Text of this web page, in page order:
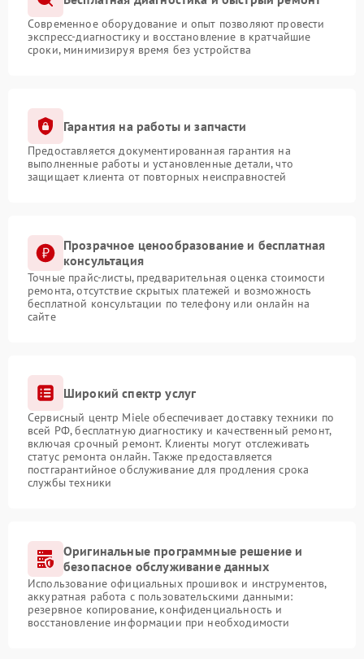
Современное оборудование и опыт позволяют провести
экспресс-диагностику и восстановление в кратчайшие
сроки, минимизируя время без устройства
Гарантия на работы и запчасти
Предоставляется документированная гарантия на
выполненные работы и установленные детали, что
защищает клиента от повторных неисправностей
Прозрачное ценообразование и бесплатная
консультация
Точные прайс-листы, предварительная оценка стоимости
ремонта, отсутствие скрытых платежей и возможность
бесплатной консультации по телефону или онлайн на
сайте
Широкий спектр услуг
Сервисный центр Miele обеспечивает доставку техники по
всей РФ, бесплатную диагностику и качественный ремонт,
включая срочный ремонт. Клиенты могут отслеживать
статус ремонта онлайн. Также предоставляется
постгарантийное обслуживание для продления срока
службы техники
Оригинальные программные решение и
безопасное обслуживание данных
Использование официальных прошивок и инструментов,
аккуратная работа с пользовательскими данными:
резервное копирование, конфиденциальность и
восстановление информации при необходимости